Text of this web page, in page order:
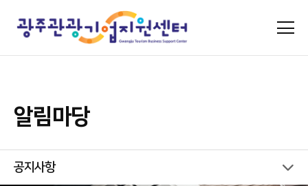
알림마당
공지사항